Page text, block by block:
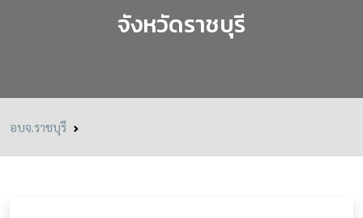
จังหวัดราชบุรี
อบจ.ราชบุรี